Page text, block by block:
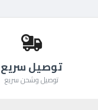
توصيل سريع
توصيل وشحن سريع